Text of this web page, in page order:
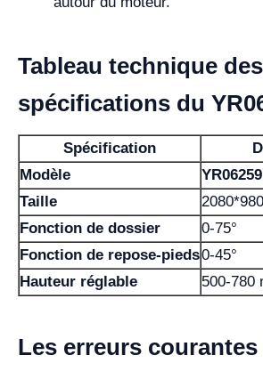
Tableau technique des
spécifications du
Spécification
Modèle
YR06259
Taille
Fonction de dossier
0-75°
Fonction de repose-pieds0-45°
Hauteur réglable
500-780
Les erreurs